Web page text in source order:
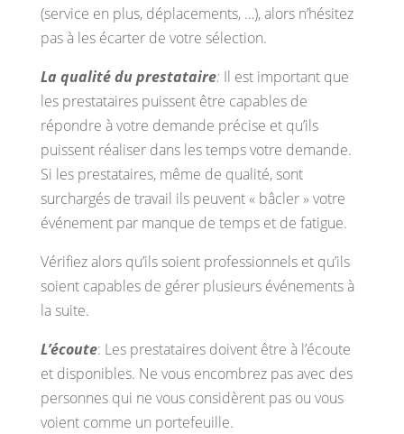
(service en plus, déplacements, …), alors n’hésitez
pas à les écarter de votre sélection.
La qualité du prestataire:Il est important que
les prestataires puissent être capables de
répondre à votre demande précise et qu’ils
puissent réaliser dans les temps votre demande.
Si les prestataires, même de qualité, sont
surchargés de travail ils peuvent « bâcler » votre
événement par manque de temps et de fatigue.
Vérifiez alors qu’ils soient professionnels et qu’ils
soient capables de gérer plusieurs événements à
la suite.
L’écoute: Les prestataires doivent être à l’écoute
et disponibles. Ne vous encombrez pas avec des
personnes qui ne vous considèrent pas ou vous
voient comme un portefeuille.